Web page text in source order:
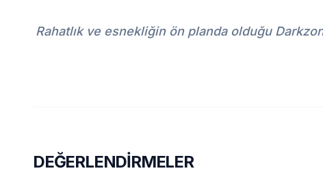
Rahatlık ve esnekliğin ön planda olduğu
DEĞERLENDIRMELER